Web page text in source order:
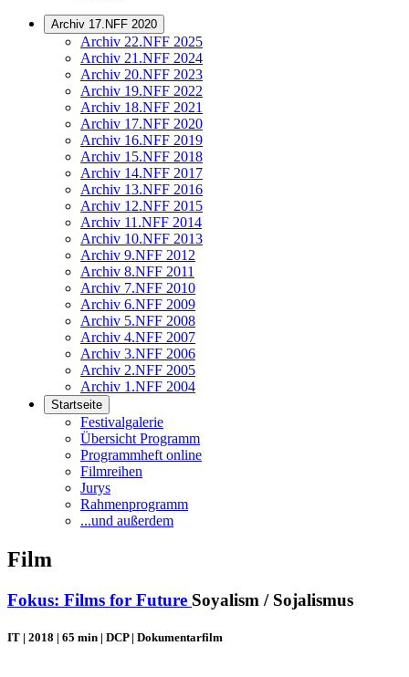
Archiv 17.NFF 2020
Archiv 22.NFF 2025
Archiv 21.NFF 2024
Archiv 20.NFF 2023
Archiv 19.NFF 2022
Archiv 18.NFF 2021
Archiv 17.NFF 2020
Archiv 16.NFF 2019
Archiv 15.NFF 2018
Archiv 14.NFF 2017
Archiv 13.NFF 2016
Archiv 12.NFF 2015
Archiv 11.NFF 2014
Archiv 10.NFF 2013
Archiv 9.NFF 2012
Archiv 8.NFF 2011
Archiv 7.NFF 2010
Archiv 6.NFF 2009
Archiv 5.NFF 2008
Archiv 4.NFF 2007
Archiv 3.NFF 2006
Archiv 2.NFF 2005
Archiv 1.NFF 2004
Startseite
Festivalgalerie
Übersicht Programm
Programmheft online
Filmreihen
Jurys
Rahmenprogramm
...und außerdem
Film
Fokus: Films for Future Soyalism / Sojalismus
IT | 2018 | 65 min | DCP | Dokumentarfilm